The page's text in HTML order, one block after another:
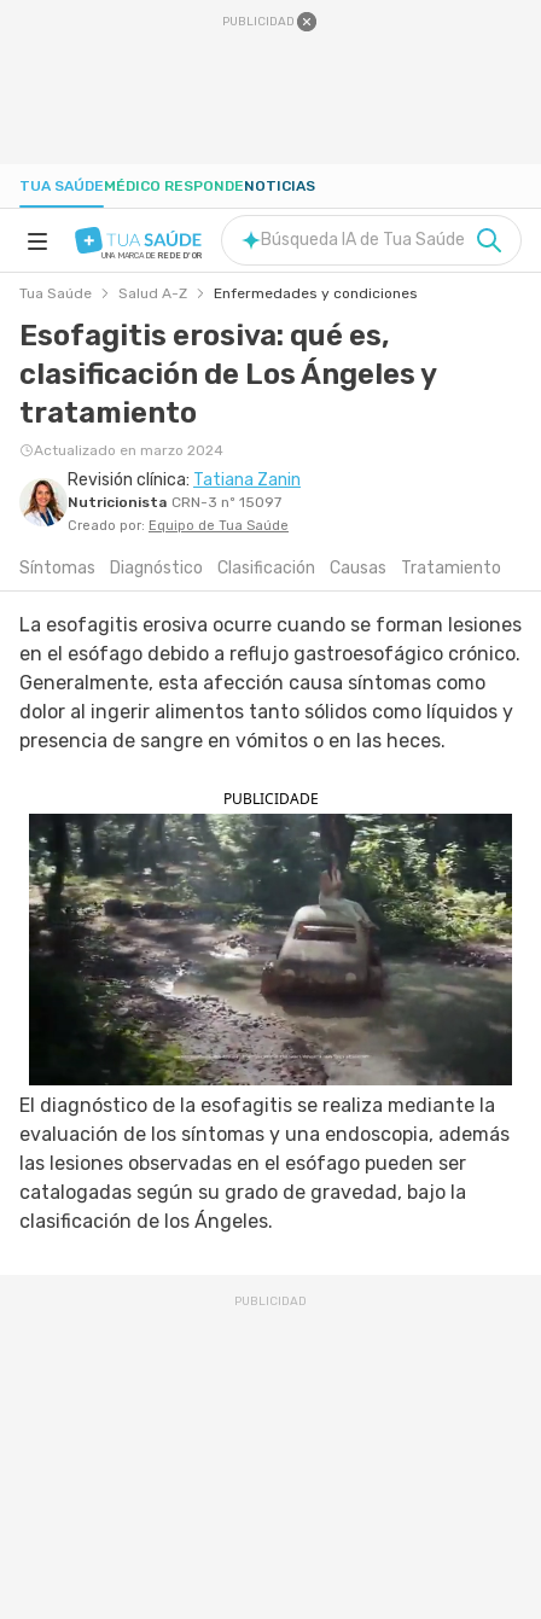
PUBLICIDAD
TUA SAÚDEMÉDICO RESPONDENOTICIAS
NUTRICIÓN
EMBARAZO
BIENESTAR
SIGUE TUA SAÚDE EN LAS REDES SOCIALES
UNA MARCA DE REDE D'OR
Búsqueda IA de Tua Saúde
Tua Saúde Salud A-Z Enfermedades y condiciones
Esofagitis erosiva: qué es,
clasificación de Los Ángeles y
tratamiento
Actualizado en marzo 2024
Revisión clínica: Tatiana Zanin
Nutricionista CRN-3 nº 15097
Creado por: Equipo de Tua Saúde
Síntomas Diagnóstico Clasificación Causas Tratamiento
La esofagitis erosiva ocurre cuando se forman lesiones
en el esófago debido a reflujo gastroesofágico crónico.
Generalmente, esta afección causa síntomas como
dolor al ingerir alimentos tanto sólidos como líquidos y
presencia de sangre en vómitos o en las heces.
PUBLICIDADE
El diagnóstico de la esofagitis se realiza mediante la
evaluación de los síntomas y una endoscopia, además
las lesiones observadas en el esófago pueden ser
catalogadas según su grado de gravedad, bajo la
clasificación de los Ángeles.